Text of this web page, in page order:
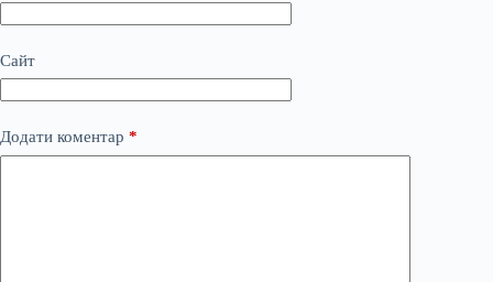
Сайт
Додати коментар *